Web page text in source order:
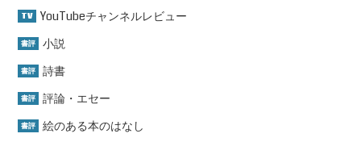
TV YouTubeチャンネルレビュー
書評 小説
書評 詩書
書評 評論・エセー
書評 絵のある本のはなし